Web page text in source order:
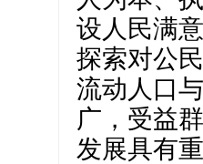
设人民满
探索对公
流动人口
广，受益
发展具有